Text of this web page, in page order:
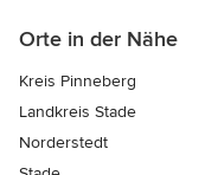
Orte in der Nähe
Kreis Pinneberg
Landkreis Stade
Norderstedt